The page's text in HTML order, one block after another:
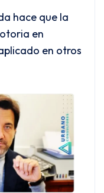
hace que la
en
en otros